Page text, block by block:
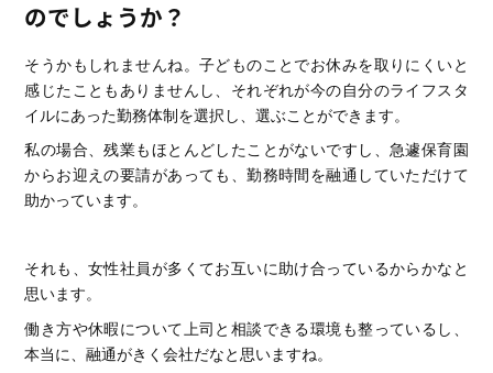
のでしょうか？
そうかもしれませんね。子どものことでお休みを取りにくいと
感じたこともありませんし、それぞれが今の自分のライフスタ
イルにあった勤務体制を選択し、選ぶことができます。
私の場合、残業もほとんどしたことがないですし、急遽保育園
からお迎えの要請があっても、勤務時間を融通していただけて
助かっています。
それも、女性社員が多くてお互いに助け合っているからかなと
思います。
働き方や休暇について上司と相談できる環境も整っているし、
本当に、融通がきく会社だなと思いますね。